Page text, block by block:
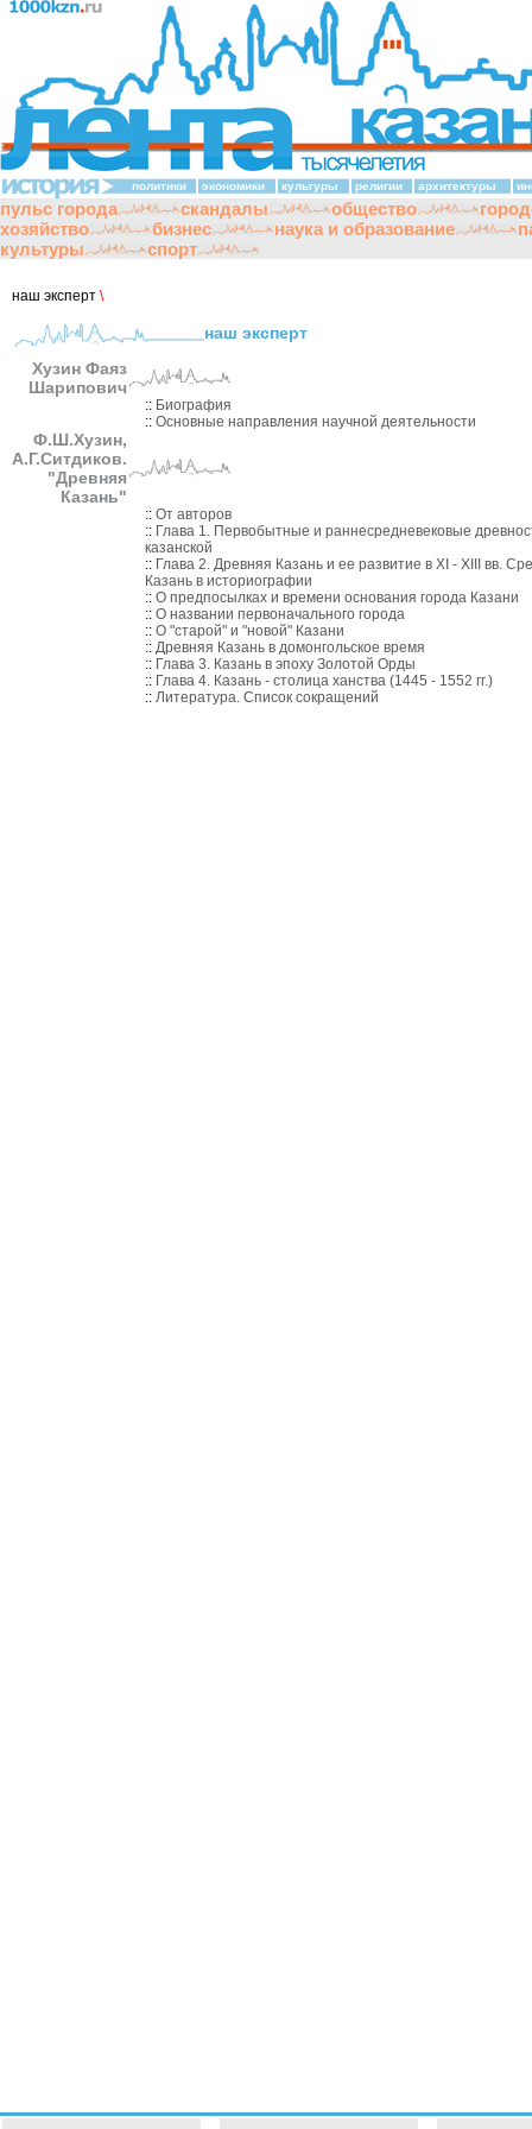
политики экономики культуры религии архитектуры
пульс города скандалы общество
хозяйство
бизнес наука и образование
культуры
спорт
наш эксперт \
наш эксперт
Хузин Фаяз
Шарипович
:: Биография
:: Основные направления научной деятельности
Ф.Ш.Хузин,
А.Г.Ситдиков.
"Древняя
Казань"
:: От авторов
:: Глава 1. Первобытные и раннесредневековые
казанской
:: Глава 2. Древняя Казань и ее развитие в XI - XIII вв.
Казань в историографии
:: О предпосылках и времени основания города Казани
:: О названии первоначального города
:: О "старой" и "новой" Казани
:: Древняя Казань в домонгольское время
:: Глава 3. Казань в эпоху Золотой Орды
:: Глава 4. Казань - столица ханства (1445 - 1552 гг.)
:: Литература. Список сокращений